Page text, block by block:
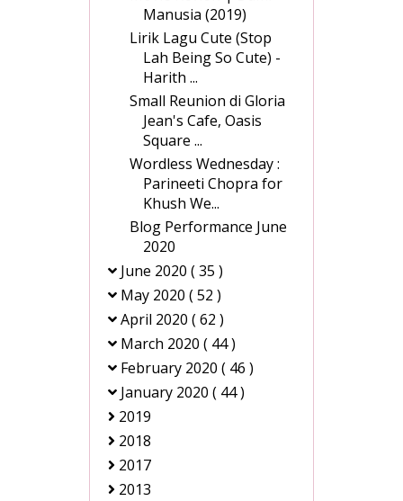
Manusia (2019)
Lirik Lagu Cute (Stop
Lah Being So Cute) -
Harith ...
Small Reunion di Gloria
Jean's Cafe, Oasis
Square ...
Wordless Wednesday :
Parineeti Chopra for
Khush We...
Blog Performance June
2020
June 2020 ( 35 )
May 2020 ( 52 )
April 2020 ( 62 )
March 2020 ( 44 )
February 2020 ( 46 )
January 2020 ( 44 )
2019
2018
2017
2013